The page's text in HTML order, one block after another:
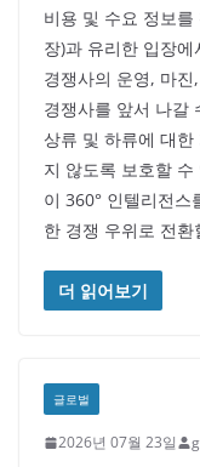
비용 및 수요 정보
장)과 유리한 입장
경쟁사의 운영, 마
경쟁사를 앞서 나갈
상류 및 하류에 대
지 않도록 보호할
이 360° 인텔리전스
한 경쟁 우위로 전
더 읽어보기
글로벌
2026년 07월 23일